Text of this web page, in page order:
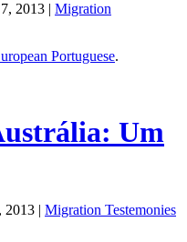
2013 | Migration
Portuguese.
Um
2013 | Migration Testemonies